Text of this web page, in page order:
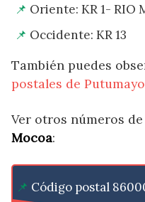
Oriente: KR 1- RIO
Occidente: KR 13
También puedes
postales de Putumayo
Ver otros números de
Mocoa:
Código postal